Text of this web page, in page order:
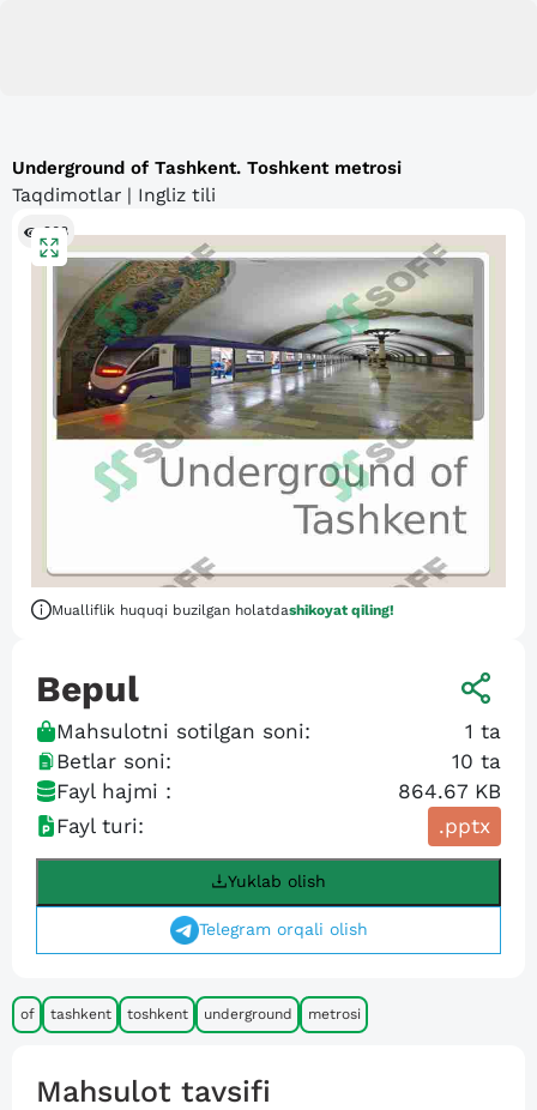
Underground of Tashkent. Toshkent metrosi
Taqdimotlar | Ingliz tili
208
Mualliflik huquqi buzilgan holatdashikoyat qiling!
Bepul
Mahsulotni sotilgan soni: 1 ta
Betlar soni:
10 ta
Fayl hajmi :
864.67 KB
Fayl turi:
.pptx
Yuklab olish
Telegram orqali olish
of tashkent toshkent underground metrosi
Mahsulot tavsifi